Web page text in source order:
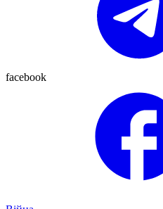
facebook